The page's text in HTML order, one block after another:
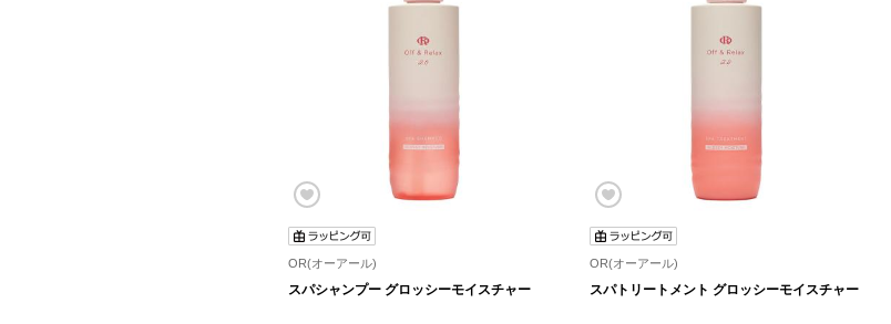
OR(オーアール)
スパシャンプー グロッシーモイスチャー
OR(オーアール)
スパトリートメント グロッシーモイスチャー